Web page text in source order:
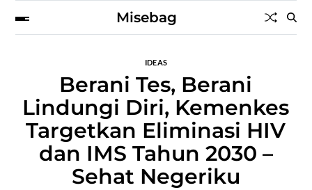
Misebag
IDEAS
Berani Tes, Berani
Lindungi Diri, Kemenkes
Targetkan Eliminasi HIV
dan IMS Tahun 2030 –
Sehat Negeriku